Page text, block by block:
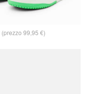
99,95 €)